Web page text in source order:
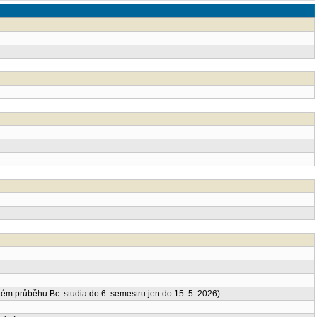
průběhu Bc. studia do 6. semestru jen do 15. 5. 2026)